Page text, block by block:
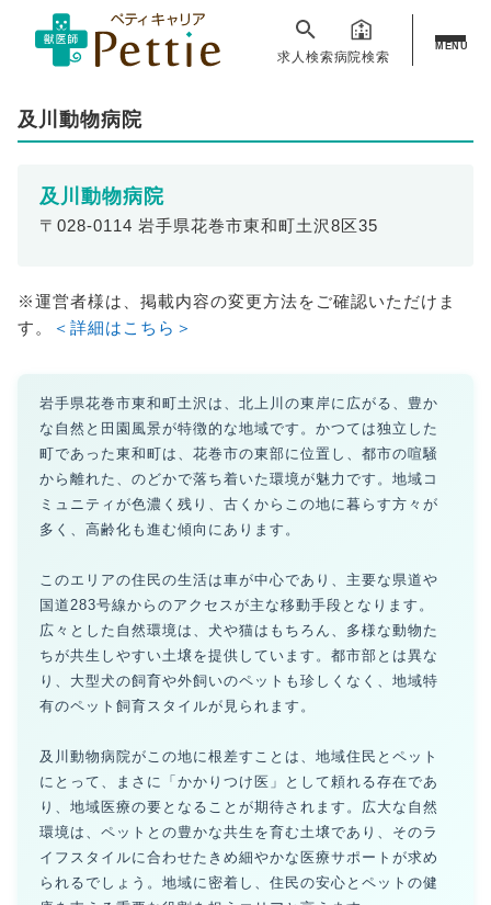
求人検索病院検索
MENU
及川動物病院
及川動物病院
〒028-0114 岩手県花巻市東和町土沢8区35
※運営者様は、掲載内容の変更方法をご確認いただけま
す。
＜詳細はこちら＞
岩手県花巻市東和町土沢は、北上川の東岸に広がる、豊か
な自然と田園風景が特徴的な地域です。かつては独立した
町であった東和町は、花巻市の東部に位置し、都市の喧騒
から離れた、のどかで落ち着いた環境が魅力です。地域コ
ミュニティが色濃く残り、古くからこの地に暮らす方々が
多く、高齢化も進む傾向にあります。
このエリアの住民の生活は車が中心であり、主要な県道や
国道283号線からのアクセスが主な移動手段となります。
広々とした自然環境は、犬や猫はもちろん、多様な動物た
ちが共生しやすい土壌を提供しています。都市部とは異な
り、大型犬の飼育や外飼いのペットも珍しくなく、地域特
有のペット飼育スタイルが見られます。
及川動物病院がこの地に根差すことは、地域住民とペット
にとって、まさに「かかりつけ医」として頼れる存在であ
り、地域医療の要となることが期待されます。広大な自然
環境は、ペットとの豊かな共生を育む土壌であり、そのラ
イフスタイルに合わせたきめ細やかな医療サポートが求め
られるでしょう。地域に密着し、住民の安心とペットの健